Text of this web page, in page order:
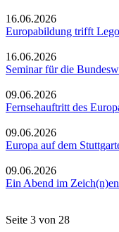
16.06.2026
Europabildung trifft Lego
16.06.2026
Seminar für die
09.06.2026
Fernsehauftritt des
09.06.2026
Europa auf dem
09.06.2026
Ein Abend im
Seite 3 von 28